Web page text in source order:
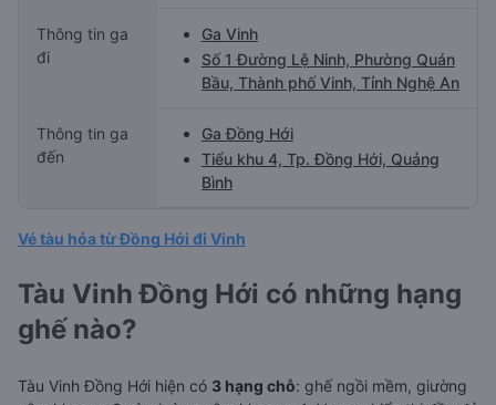
Thông tin ga
đi
Ga Vinh
Số 1 Đường Lệ Ninh, Phường Quán
Bầu, Thành phố Vinh, Tỉnh Nghệ An
Thông tin ga
đến
Ga Đồng Hới
Tiểu khu 4, Tp. Đồng Hới, Quảng
Bình
Vé tàu hỏa từ Đồng Hới đi Vinh
Tàu Vinh Đồng Hới có những hạng
ghế nào?
Tàu Vinh Đồng Hới hiện có 3 hạng chỗ: ghế ngồi mềm, giường